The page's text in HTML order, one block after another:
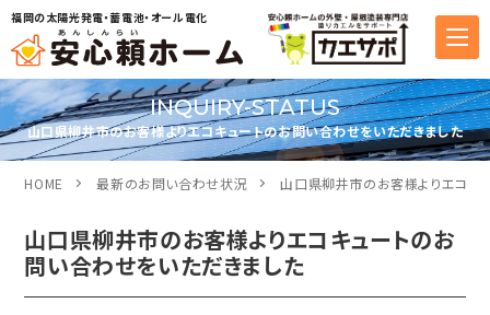
福岡の太陽光発電・蓄電池・オール電化
INQUIRY-STATUS
山口県柳井市のお客様よりエコキュートのお問い合わせをいただきました
HOME 最新のお問い合わせ状況 山口県柳井市のお客様よりエコキ
山口県柳井市のお客様よりエコキュートのお
問い合わせをいただきました